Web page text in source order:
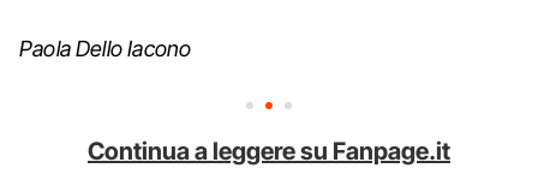
Paola Dello Iacono
Continua a leggere su Fanpage.it